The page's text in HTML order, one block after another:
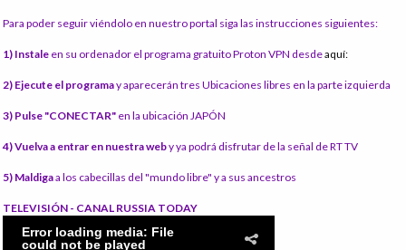
Para poder seguir viéndolo en nuestro portal siga las instrucciones siguientes:
1) Instale en su ordenador el programa gratuito Proton VPN desdeaquí:
2) Ejecute el programay aparecerán tres Ubicaciones libres en la parte izquierda
3) Pulse "CONECTAR" en la ubicación JAPÓN
4) Vuelva a entrar en nuestra weby ya podrá disfrutar de la señal de RT TV
5) Maldigaa los cabecillas del "mundo libre" y a sus ancestros
TELEVISIÓN - CANAL RUSSIA TODAY